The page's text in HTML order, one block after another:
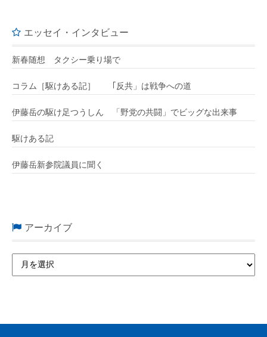
エッセイ・インタビュー
新春随想 タクシー乗り場で
コラム［駆けある記］ ｢反共」は戦争への道
伊藤岳の駆け足つうしん 「野党の共闘」でビッグな出来事
駆けある記
伊藤岳新参院議員に聞く
アーカイブ